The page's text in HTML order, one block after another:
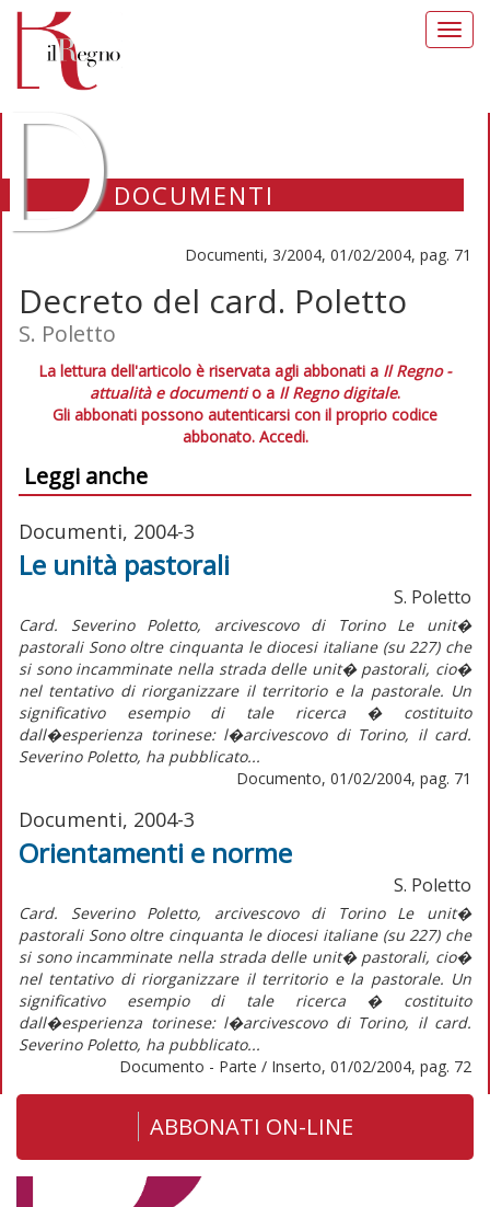
DOCUMENTI
Documenti, 3/2004, 01/02/2004, pag. 71
Decreto del card. Poletto
S. Poletto
La lettura dell'articolo è riservata agli abbonati a Il Regno -
attualità e documentio a Il Regno digitale.
Gli abbonati possono autenticarsi con il proprio codice
abbonato. Accedi.
Leggi anche
Documenti, 2004-3
Le unità pastorali
S. Poletto
Card. Severino Poletto, arcivescovo di Torino Le unit�
pastorali Sono oltre cinquanta le diocesi italiane (su 227) che
si sono incamminate nella strada delle unit� pastorali, cio�
nel tentativo di riorganizzare il territorio e la pastorale. Un
significativo esempio di tale ricerca � costituito
dall�esperienza torinese: l�arcivescovo di Torino, il card.
Severino Poletto, ha pubblicato...
Documento, 01/02/2004, pag. 71
Documenti, 2004-3
Orientamenti e norme
S. Poletto
Card. Severino Poletto, arcivescovo di Torino Le unit�
pastorali Sono oltre cinquanta le diocesi italiane (su 227) che
si sono incamminate nella strada delle unit� pastorali, cio�
nel tentativo di riorganizzare il territorio e la pastorale. Un
significativo esempio di tale ricerca � costituito
dall�esperienza torinese: l�arcivescovo di Torino, il card.
Severino Poletto, ha pubblicato...
Documento - Parte / Inserto, 01/02/2004, pag. 72
ABBONATI ON-LINE